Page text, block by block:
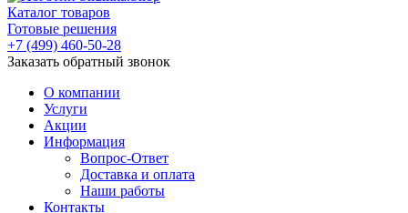
Каталог товаров
Готовые решения
+7 (499) 460-50-28
Заказать обратный звонок
О компании
Услуги
Акции
Информация
Вопрос-Ответ
Доставка и оплата
Наши работы
Контакты